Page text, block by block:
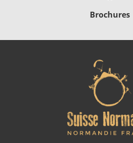
Brochures